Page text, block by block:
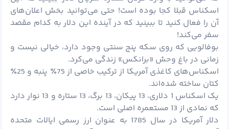
اسکناس قبلا کجا بوده است! حتی می‌توانید بخش اعلان‌های
آن را فعال کنید تا ببینید که در آینده این دلار به کدام مقصد
سفر می‌کند!
بوفالویی که روی سکه پنج سنتی وجود دارد، خیالی نیست و
زمانی در باغ وحش «برانکس» زندگی می‌کرد.
اسکناس‌های کاغذی آمریکا از ترکیب خاصی از 75٪ پنبه و 25٪
کتان ساخته شده‌اند.
یک اسکناس 1 دلاری، 13 پیکان، 13 برگ، 13 ستاره و 13 نوار دارد
که نمادی از 13 مستعمره اصلی است.
دلار آمریکا در سال 1785 به عنوان ارز رسمی ایالات متحده